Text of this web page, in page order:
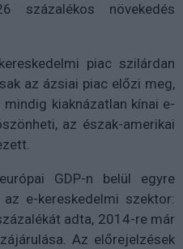
százalékos növekedés
piac szilárdan
az ázsiai piac előzi meg,
kiaknázatlan kínai e-
az észak-amerikai
GDP-n belül egyre
e-kereskedelmi szektor:
adta, 2014-re már
Az előrejelzések